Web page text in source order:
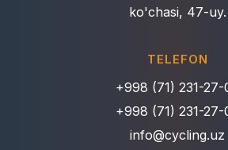
ko'chasi, 47-uy.
TELEFON
+998 (71) 231-27-
+998 (71) 231-27-
info@cycling.uz